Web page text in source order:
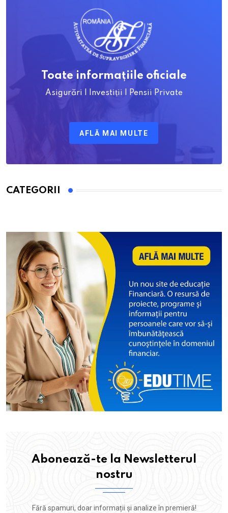
Toate informațiile oficiale
Asigurări | Investiții | Pensii Private
AFLĂ MAI MULTE
CATEGORII
Abonează-te la Newsletterul
nostru
Fără spamuri, doar informații și analize în premieră!